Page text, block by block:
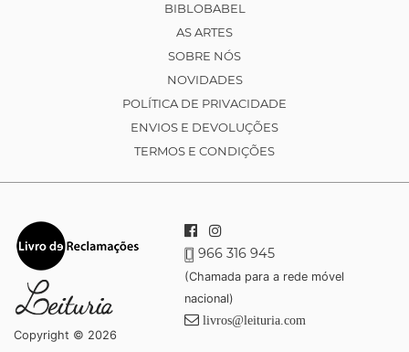
BIBLOBABEL
AS ARTES
SOBRE NÓS
NOVIDADES
POLÍTICA DE PRIVACIDADE
ENVIOS E DEVOLUÇÕES
TERMOS E CONDIÇÕES
Copyright © 2026
966 316 945
(Chamada para a rede móvel
nacional)
livros@leituria.com